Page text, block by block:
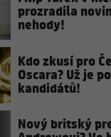
prozradila
nehody!
Kdo zkusí pro
Oscara? Už je
kandidátů!
Nový britský